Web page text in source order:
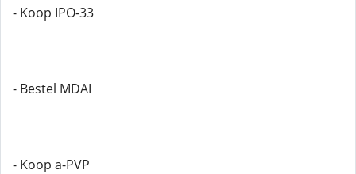
- Koop IPO-33
- Bestel MDAI
- Koop a-PVP